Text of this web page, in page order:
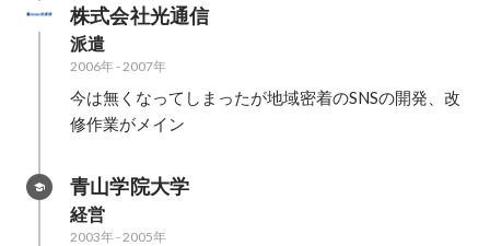
株式会社光通信
派遣
2006年- 2007年
今は無くなってしまったが地域密着のSNSの開発、改
修作業がメイン
青山学院大学
経営
2003年- 2005年